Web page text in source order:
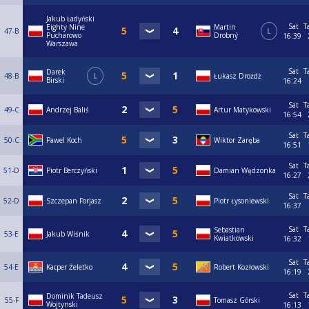
47-B
Jakub Ładyński
Eighty Nine
Pucharowo
Warszawa
Martin
Drobný
L
Sat
16:39
48-B
Darek
Birski
L Łukasz Drożdż
Sat
16:24
49-C Andrzej Baliś Artur Matykowski
Sat
16:54
50-C Pawel Koch Wiktor Zaręba
Sat
16:51
51-D Piotr Berczyński Damian Wędzonka
Sat
16:27
52-D Szczepan Forjasz Piotr Łysoniewski
Sat
16:37
53-E Jakub Wiśnik
Sebastian
Kwiatkowski
Sat
16:32
54-E Kacper Żeletko Robert Kozłowski
Sat
16:19
55-F
Dominik Tadeusz
Wojtynski
Tomasz Górski
Sat
16:13